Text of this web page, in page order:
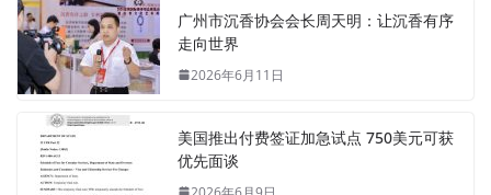
广州市沉香协会会长周天明：让沉香有序
走向世界
2026年6月11日
美国推出付费签证加急试点 750美元可获
优先面谈